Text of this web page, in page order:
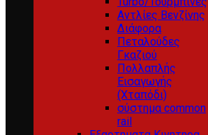
Αντλίες Βενζίνης
Διάφορα
Πεταλούδες
Γκαζιού
Πολλαπλής
Εισαγωγής
(Χταπόδι)
σύστημα common
rail